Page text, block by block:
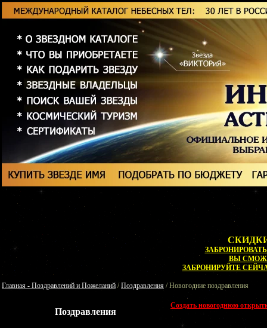
ВЫ
ЗАБРОНИРУЙТЕ
Главная - Поздравлений и Пожеланий /Поздравления / Новогодние поздравления
Поздравления
Создать новогоднюю